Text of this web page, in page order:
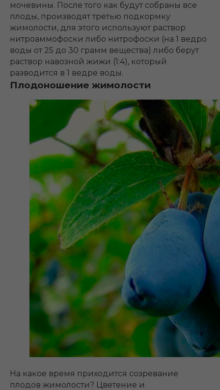
мочевины. После того как будут собраны все
плоды, производят третью подкормку
жимолости, для этого используют раствор
нитроаммофоски либо нитрофоски (на 1 ведро
воды от 25 до 30 грамм вещества) либо берут
раствор навозной жижи (1:4), который
разводится в 1 ведре воды.
Плодоношение жимолости
На какое время приходится созревание
плодов жимолости? Цветение и